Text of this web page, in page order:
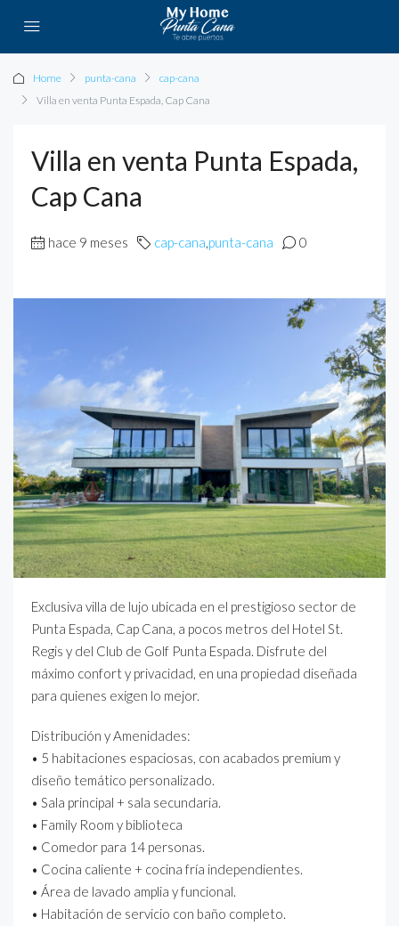
Home punta-cana
cap-cana
Villa en venta Punta Espada, Cap Cana
Villa en venta Punta Espada,
Cap Cana
hace 9 meses cap-cana,punta-cana 0
Exclusiva villa de lujo ubicada en el prestigioso sector de
Punta Espada, Cap Cana, a pocos metros del Hotel St.
Regis y del Club de Golf Punta Espada. Disfrute del
máximo confort y privacidad, en una propiedad diseñada
para quienes exigen lo mejor.
Distribución y Amenidades:
• 5 habitaciones espaciosas, con acabados premium y
diseño temático personalizado.
• Sala principal + sala secundaria.
• Family Room y biblioteca
• Comedor para 14 personas.
• Cocina caliente + cocina fría independientes.
• Área de lavado amplia y funcional.
• Habitación de servicio con baño completo.